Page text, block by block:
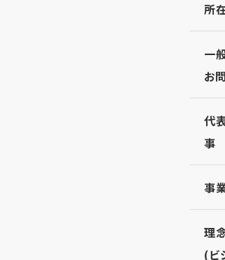
所
一
お
代
事
事
理
(ビ